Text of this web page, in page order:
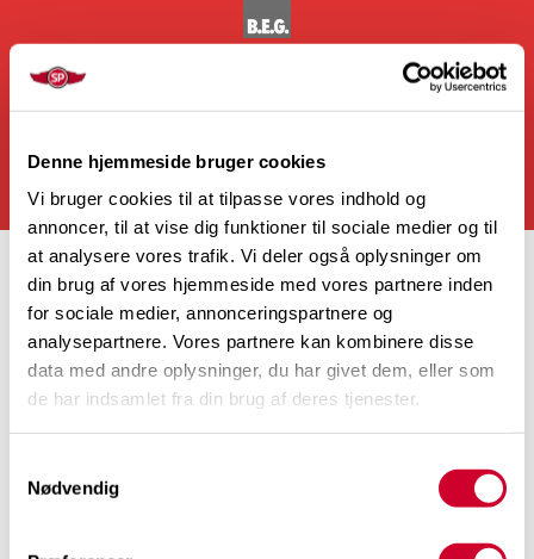
Denne hjemmeside bruger cookies
Vi bruger cookies til at tilpasse vores indhold og
annoncer, til at vise dig funktioner til sociale medier og til
at analysere vores trafik. Vi deler også oplysninger om
din brug af vores hjemmeside med vores partnere inden
for sociale medier, annonceringspartnere og
analysepartnere. Vores partnere kan kombinere disse
data med andre oplysninger, du har givet dem, eller som
de har indsamlet fra din brug af deres tjenester.
Nødvendig